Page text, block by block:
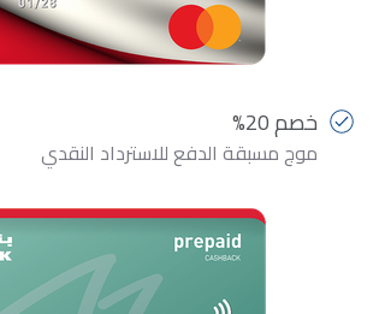
خصم 20%
موج مسبقة الدفع للاسترداد النقدي